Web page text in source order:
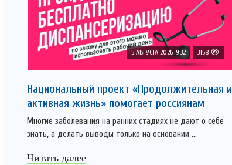
5 АВГУСТА 2026, 9:32 3158
Национальный проект «Продолжительная и
активная жизнь» помогает россиянам
Многие заболевания на ранних стадиях не дают о себе
знать, а делать выводы только на основании ...
Читать далее